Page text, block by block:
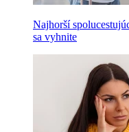
Najhorší
sa vyhnite